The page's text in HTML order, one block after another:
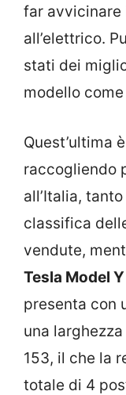
far avvicinare
all’elettrico.
stati dei
modello
Quest’ultima
raccogliendo
all’Italia,
classifica
vendute,
Tesla Model
presenta con
una
153, il che la
totale di 4